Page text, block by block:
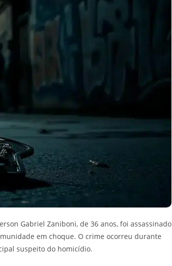
Gabriel Zaniboni, de 36 anos, foi assassinado
em choque. O crime ocorreu durante
suspeito do homicídio.